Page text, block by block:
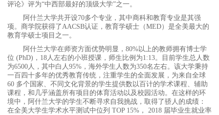
评论》评为“中西部最好的顶级大学”之一。
阿什兰大学共开设70多个专业，其中商科和教育专业是其强
项。商学院获得了AACSB认证，教育学硕士（MED）是全美最大的
教育学硕士项目之一。
阿什兰大学在师资方面优势明显，80%以上的教师拥有博士学
位 (PhD)，18人左右的小班授课，师生比例为1:13。目前学生总人数
为6500人，其中白人95%，海外学生人数为350名左右。该大学秉持
一百四十多年的优秀教育传统，注重学生的全面发展，为来自全球
60 多个国家、不同文化背景的学生提供数以百计的学术课程、辅助
课程，和几乎涵盖所有项目的体育活动以及校园活动。在这样的环
境中，阿什兰大学的学生不断寻求自我挑战，取得了骄人的成绩：
在全美大学生学术水平测试中位列 TOP 15%， 2018 届毕业生就业率